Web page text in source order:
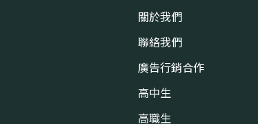
關於我們
聯絡我們
廣告行銷合作
高中生
高職生